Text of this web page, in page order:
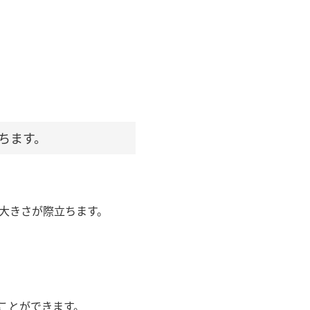
す。
さが際立ちます。
ができます。